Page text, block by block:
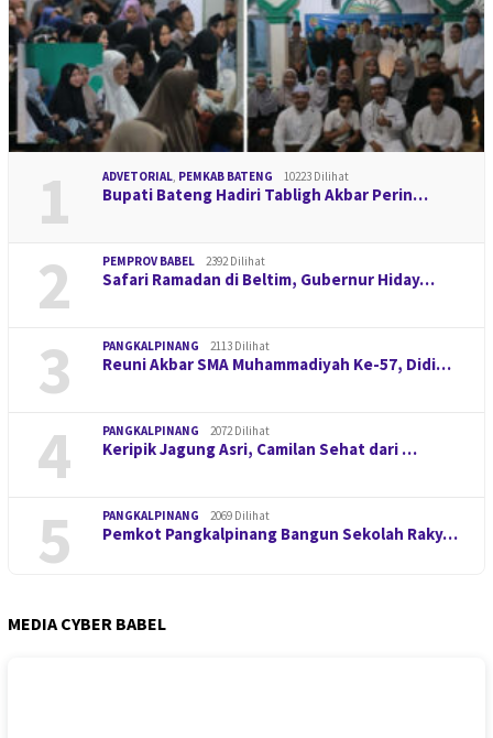
1 ADVETORIAL, PEMKAB BATENG 10223 Dilihat
Bupati Bateng Hadiri Tabligh Akbar Perin…
2 PEMPROV BABEL 2392 Dilihat
Safari Ramadan di Beltim, Gubernur Hiday…
3 PANGKALPINANG 2113 Dilihat
Reuni Akbar SMA Muhammadiyah Ke-57, Didi…
4 PANGKALPINANG 2072 Dilihat
Keripik Jagung Asri, Camilan Sehat dari …
5 PANGKALPINANG 2069 Dilihat
Pemkot Pangkalpinang Bangun Sekolah Raky…
MEDIA CYBER BABEL